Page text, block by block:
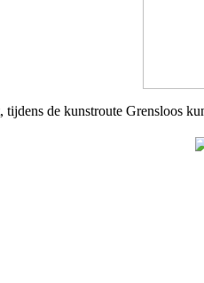
de kunstroute Grensloos